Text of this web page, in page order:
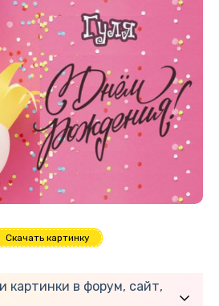
Скачать картинку
картинки в форум, сайт,